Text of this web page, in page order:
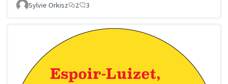
Sylvie Orkisz 2 3